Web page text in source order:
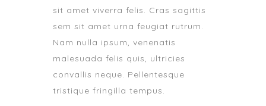
sit amet viverra felis. Cras sagittis
sem sit amet urna feugiat rutrum.
Nam nulla ipsum, venenatis
malesuada felis quis, ultricies
convallis neque. Pellentesque
tristique fringilla tempus.